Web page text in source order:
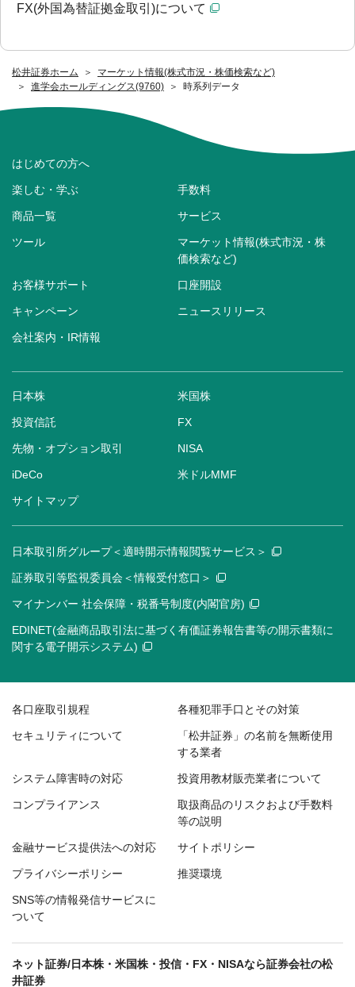
松井証券ホーム
マーケット情報(株式市況・株価検索など)
進学会ホールディングス(9760)
時系列データ
FX(外国為替証拠金取引)について
はじめての方へ
楽しむ・学ぶ 手数料
商品一覧 サービス
ツール
マーケット情報(株式市況・株
価検索など)
お客様サポート 口座開設
キャンペーン ニュースリリース
会社案内・IR情報
日本株 米国株
投資信託 FX
先物・オプション取引 NISA
iDeCo 米ドルMMF
サイトマップ
日本取引所グループ＜適時開示情報閲覧サービス＞
証券取引等監視委員会＜情報受付窓口＞
マイナンバー 社会保障・税番号制度(内閣官房)
EDINET(金融商品取引法に基づく有価証券報告書等の開示書類に
関する電子開示システム)
各口座取引規程 各種犯罪手口とその対策
セキュリティについて
「松井証券」の名前を無断使用
する業者
システム障害時の対応 投資用教材販売業者について
コンプライアンス
取扱商品のリスクおよび手数料
等の説明
金融サービス提供法への対応 サイトポリシー
プライバシーポリシー 推奨環境
SNS等の情報発信サービスに
ついて
ネット証券/日本株・米国株・投信・FX・NISAなら証券会社の松
井証券